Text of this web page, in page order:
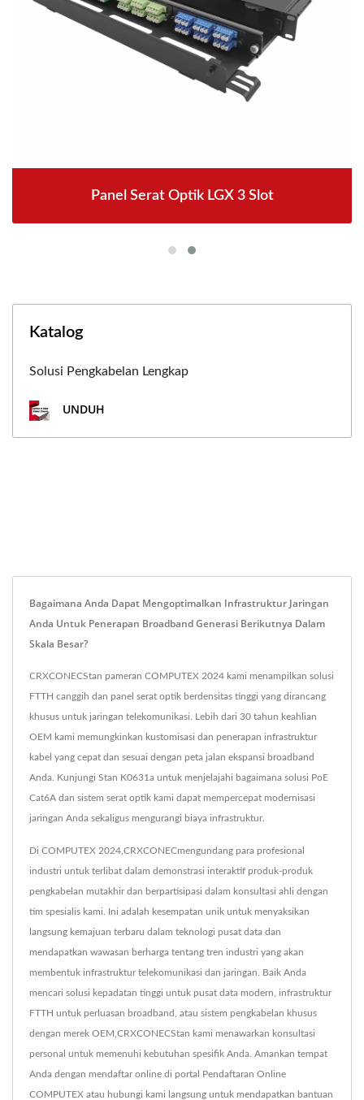
Panel Serat Optik LGX 3 Slot
Katalog
Solusi Pengkabelan Lengkap
UNDUH
Bagaimana Anda Dapat Mengoptimalkan Infrastruktur Jaringan
Anda Untuk Penerapan Broadband Generasi Berikutnya Dalam
Skala Besar?
CRXCONECStan pameran COMPUTEX 2024 kami menampilkan solusi
FTTH canggih dan panel serat optik berdensitas tinggi yang dirancang
khusus untuk jaringan telekomunikasi. Lebih dari 30 tahun keahlian
OEM kami memungkinkan kustomisasi dan penerapan infrastruktur
kabel yang cepat dan sesuai dengan peta jalan ekspansi broadband
Anda. Kunjungi Stan K0631a untuk menjelajahi bagaimana solusi PoE
Cat6A dan sistem serat optik kami dapat mempercepat modernisasi
jaringan Anda sekaligus mengurangi biaya infrastruktur.
Di COMPUTEX 2024,CRXCONECmengundang para profesional
industri untuk terlibat dalam demonstrasi interaktif produk-produk
pengkabelan mutakhir dan berpartisipasi dalam konsultasi ahli dengan
tim spesialis kami. Ini adalah kesempatan unik untuk menyaksikan
langsung kemajuan terbaru dalam teknologi pusat data dan
mendapatkan wawasan berharga tentang tren industri yang akan
membentuk infrastruktur telekomunikasi dan jaringan. Baik Anda
mencari solusi kepadatan tinggi untuk pusat data modern, infrastruktur
FTTH untuk perluasan broadband, atau sistem pengkabelan khusus
dengan merek OEM,CRXCONECStan kami menawarkan konsultasi
personal untuk memenuhi kebutuhan spesifik Anda. Amankan tempat
Anda dengan mendaftar online di portal Pendaftaran Online
COMPUTEX atau hubungi kami langsung untuk mendapatkan bantuan